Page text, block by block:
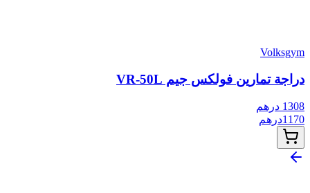
Volksgym
دراجة تمارين فولكس جيم VR-50L
1308 درهم
1170درهم